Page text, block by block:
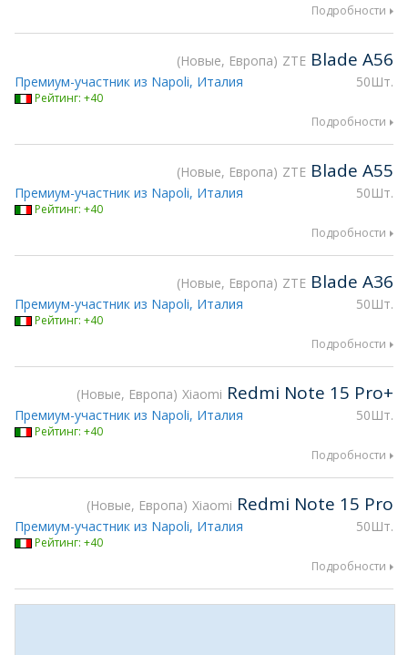
Подробности
Новые, Европа ZTE Blade A56
50Шт.
Премиум-участник из Napoli, Италия
Рейтинг: +40
Подробности
Новые, Европа ZTE Blade A55
50Шт.
Премиум-участник из Napoli, Италия
Рейтинг: +40
Подробности
Новые, Европа ZTE Blade A36
50Шт.
Премиум-участник из Napoli, Италия
Рейтинг: +40
Подробности
Новые, Европа Xiaomi Redmi Note 15 Pro+
50Шт.
Премиум-участник из Napoli, Италия
Рейтинг: +40
Подробности
Новые, Европа Xiaomi Redmi Note 15 Pro
50Шт.
Премиум-участник из Napoli, Италия
Рейтинг: +40
Подробности